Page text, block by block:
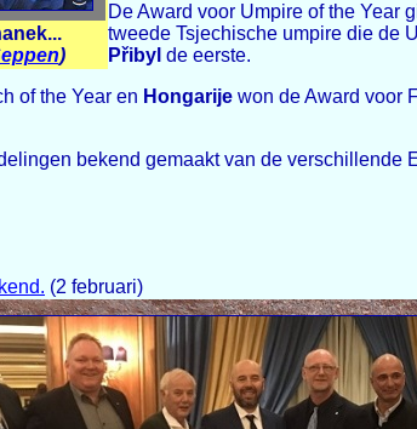
)
De Award voor Umpire of the Year
tweede Tsjechische umpire die de
Přibyl de eerste.
of the Year en Hongarije won de Award voor
bekend gemaakt van de verschillende
(2 februari)